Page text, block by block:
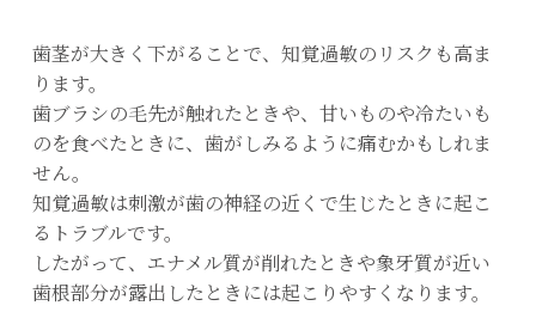
歯茎が大きく下がることで、知覚過敏のリスクも高ま
ります。
歯ブラシの毛先が触れたときや、甘いものや冷たいも
のを食べたときに、歯がしみるように痛むかもしれま
せん。
知覚過敏は刺激が歯の神経の近くで生じたときに起こ
るトラブルです。
したがって、エナメル質が削れたときや象牙質が近い
歯根部分が露出したときには起こりやすくなります。